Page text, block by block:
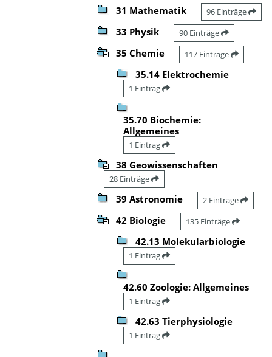
31 Mathematik 96 Einträge
33 Physik 90 Einträge
35 Chemie 117 Einträge
35.14 Elektrochemie
1 Eintrag
35.70 Biochemie:
Allgemeines
1 Eintrag
38 Geowissenschaften
28 Einträge
39 Astronomie 2 Einträge
42 Biologie 135 Einträge
42.13 Molekularbiologie
1 Eintrag
42.60 Zoologie: Allgemeines
1 Eintrag
42.63 Tierphysiologie
1 Eintrag